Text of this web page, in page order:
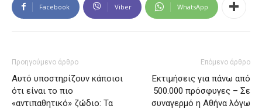
Facebook Viber WhatsApp
Προηγούμενο άρθρο
Αυτό υποστηρίζουν κάποιοι
ότι είναι το πιο
«αντιπαθητικό» ζώδιο: Τα
Επόμενο άρθρο
Εκτιμήσεις για πάνω από
500.000 πρόσφυγες – Σε
συναγερμό η Αθήνα λόγω